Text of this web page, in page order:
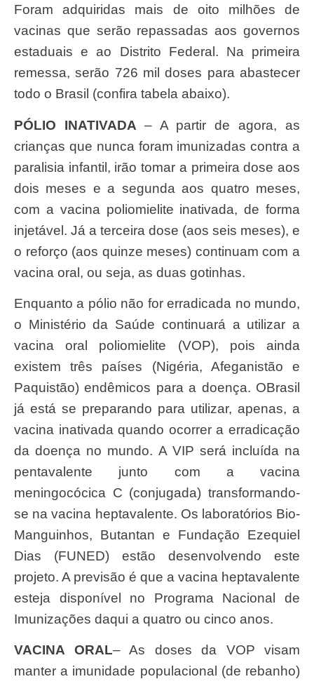
Foram adquiridas mais de oito milhões de
vacinas que serão repassadas aos governos
estaduais e ao Distrito Federal. Na primeira
remessa, serão 726 mil doses para abastecer
todo o Brasil (confira tabela abaixo).
PÓLIO INATIVADA – A partir de agora, as
crianças que nunca foram imunizadas contra a
paralisia infantil, irão tomar a primeira dose aos
dois meses e a segunda aos quatro meses,
com a vacina poliomielite inativada, de forma
injetável. Já a terceira dose (aos seis meses), e
o reforço (aos quinze meses) continuam com a
vacina oral, ou seja, as duas gotinhas.
Enquanto a pólio não for erradicada no mundo,
o Ministério da Saúde continuará a utilizar a
vacina oral poliomielite (VOP), pois ainda
existem três países (Nigéria, Afeganistão e
Paquistão) endêmicos para a doença. OBrasil
já está se preparando para utilizar, apenas, a
vacina inativada quando ocorrer a erradicação
da doença no mundo. A VIP será incluída na
pentavalente junto com a vacina
meningocócica C (conjugada) transformando-
se na vacina heptavalente. Os laboratórios Bio-
Manguinhos, Butantan e Fundação Ezequiel
Dias (FUNED) estão desenvolvendo este
projeto. A previsão é que a vacina heptavalente
esteja disponível no Programa Nacional de
Imunizações daqui a quatro ou cinco anos.
VACINA ORAL– As doses da VOP visam
manter a imunidade populacional (de rebanho)